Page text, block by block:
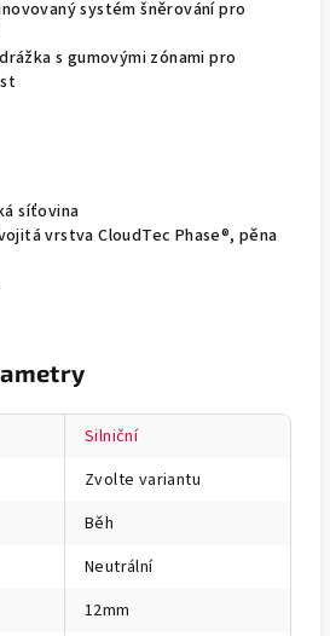
systém šněrování pro
s gumovými zónami pro
síťovina
vrstva CloudTec Phase®, pěna
Silniční
Zvolte variantu
Běh
Neutrální
12mm